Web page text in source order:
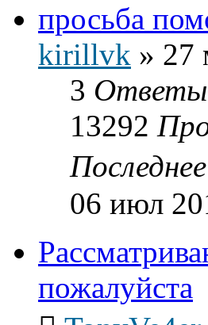
просьба
kirillvk » 27
3 Ответы
13292
06 июл
пожалуйста